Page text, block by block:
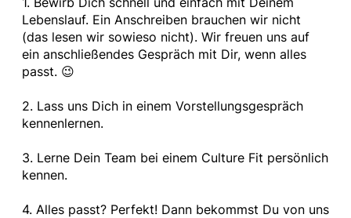
Lebenslauf. Ein Anschreiben brauchen wir nicht
(das lesen wir sowieso nicht). Wir freuen uns auf
ein anschließendes Gespräch mit Dir, wenn alles
passt. 😉
2. Lass uns Dich in einem Vorstellungsgespräch
kennenlernen.
3. Lerne Dein Team bei einem Culture Fit persönlich
kennen.
4. Alles passt? Perfekt! Dann bekommst Du von uns